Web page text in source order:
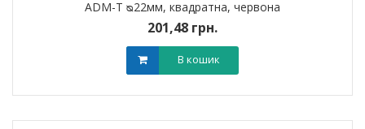
ADM-T ᴓ22мм, квадратна, червона
201,48 грн.
В кошик